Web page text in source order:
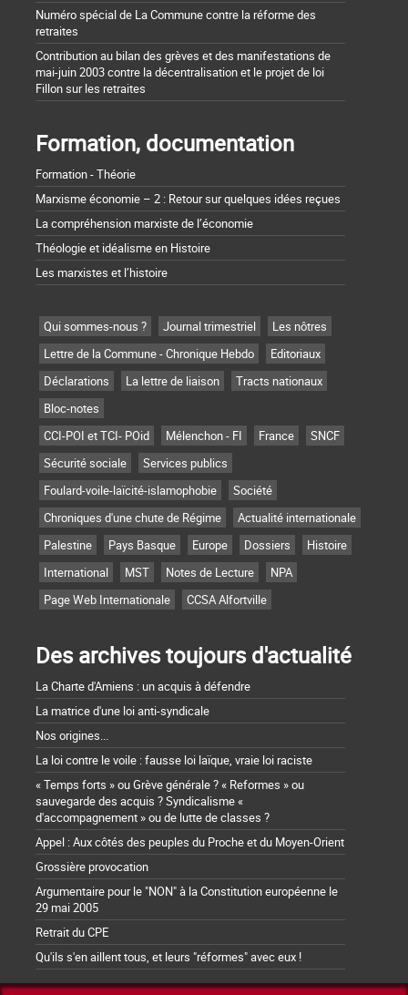
Numéro spécial de La Commune contre la réforme des
retraites
Contribution au bilan des grèves et des manifestations de
mai-juin 2003 contre la décentralisation et le projet de loi
Fillon sur les retraites
Formation, documentation
Formation - Théorie
Marxisme économie – 2 : Retour sur quelques idées reçues
La compréhension marxiste de l’économie
Théologie et idéalisme en Histoire
Les marxistes et l’histoire
Qui sommes-nous ? Journal trimestriel
Les nôtres
Lettre de la Commune - Chronique Hebdo
Editoriaux
Déclarations
La lettre de liaison
Tracts nationaux
Bloc-notes
CCI-POI et TCI- POid
Mélenchon - FI France
SNCF
Sécurité sociale
Services publics
Foulard-voile-laïcité-islamophobie
Société
Chroniques d'une chute de Régime
Actualité internationale
Palestine
Pays Basque Europe Dossiers
Histoire
International
MST Notes de Lecture
NPA
Page Web Internationale
CCSA Alfortville
Des archives toujours d'actualité
La Charte d'Amiens : un acquis à défendre
La matrice d'une loi anti-syndicale
Nos origines...
La loi contre le voile : fausse loi laïque, vraie loi raciste
« Temps forts » ou Grève générale ? « Reformes » ou
sauvegarde des acquis ? Syndicalisme «
d'accompagnement » ou de lutte de classes ?
Appel : Aux côtés des peuples du Proche et du Moyen-Orient
Grossière provocation
Argumentaire pour le "NON" à la Constitution européenne le
29 mai 2005
Retrait du CPE
Qu'ils s'en aillent tous, et leurs "réformes" avec eux !